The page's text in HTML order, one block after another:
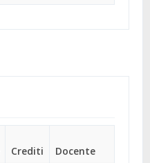
Crediti
Docente